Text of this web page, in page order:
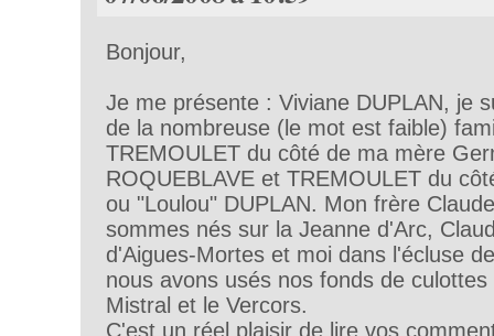
Bonjour,
Je me présente : Viviane DUPLAN, je
de la nombreuse (le mot est faible)
TREMOULET du côté de ma mère
ROQUEBLAVE et TREMOULET du
ou "Loulou" DUPLAN. Mon frère
sommes nés sur la Jeanne d'Arc,
d'Aigues-Mortes et moi dans l'écluse
nous avons usés nos fonds de
Mistral et le Vercors.
C'est un réel plaisir de lire vos